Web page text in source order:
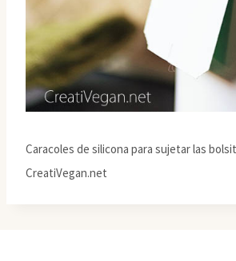
Caracoles de silicona para sujetar las
CreatiVegan.net